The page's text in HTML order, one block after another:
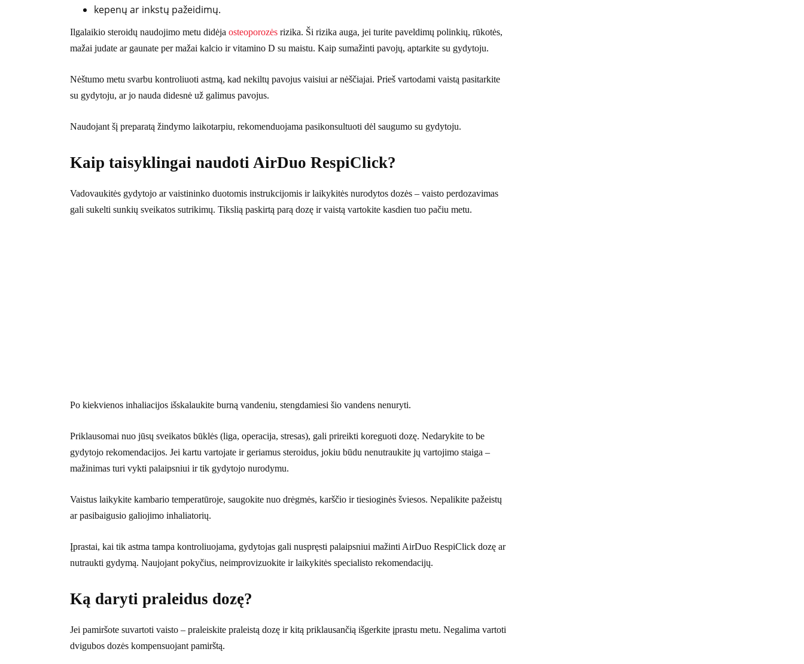
kepenų ar inkstų pažeidimų.
Ilgalaikio steroidų naudojimo metu didėja osteoporozės rizika. Ši rizika auga, jei turite paveldimų polinkių, rūkotės,
mažai judate ar gaunate per mažai kalcio ir vitamino D su maistu. Kaip sumažinti pavojų, aptarkite su gydytoju.
Nėštumo metu svarbu kontroliuoti astmą, kad nekiltų pavojus vaisiui ar nėščiajai. Prieš vartodami vaistą pasitarkite
su gydytoju, ar jo nauda didesnė už galimus pavojus.
Naudojant šį preparatą žindymo laikotarpiu, rekomenduojama pasikonsultuoti dėl saugumo su gydytoju.
Kaip taisyklingai naudoti AirDuo RespiClick?
Vadovaukitės gydytojo ar vaistininko duotomis instrukcijomis ir laikykitės nurodytos dozės – vaisto perdozavimas
gali sukelti sunkių sveikatos sutrikimų. Tikslią paskirtą parą dozę ir vaistą vartokite kasdien tuo pačiu metu.
Po kiekvienos inhaliacijos išskalaukite burną vandeniu, stengdamiesi šio vandens nenuryti.
Priklausomai nuo jūsų sveikatos būklės (liga, operacija, stresas), gali prireikti koreguoti dozę. Nedarykite to be
gydytojo rekomendacijos. Jei kartu vartojate ir geriamus steroidus, jokiu būdu nenutraukite jų vartojimo staiga –
mažinimas turi vykti palaipsniui ir tik gydytojo nurodymu.
Vaistus laikykite kambario temperatūroje, saugokite nuo drėgmės, karščio ir tiesioginės šviesos. Nepalikite pažeistų
ar pasibaigusio galiojimo inhaliatorių.
Įprastai, kai tik astma tampa kontroliuojama, gydytojas gali nuspręsti palaipsniui mažinti AirDuo RespiClick dozę ar
nutraukti gydymą. Naujojant pokyčius, neimprovizuokite ir laikykitės specialisto rekomendacijų.
Ką daryti praleidus dozę?
Jei pamiršote suvartoti vaisto – praleiskite praleistą dozę ir kitą priklausančią išgerkite įprastu metu. Negalima vartoti
dvigubos dozės kompensuojant pamirštą.